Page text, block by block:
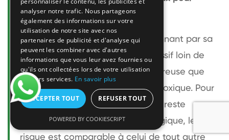
l'homme ?
Le frelon européen est impressionnant par sa
taille mais relativement peu agressif loin de
son nid. Sa piqûre est plus douloureuse que
celle d'une guêpe sans être plus toxique. Pour
une personne non allergique, elle reste
bénigne. Pour une personne allergique, le
risque est comparable à celui de tout autre
analyser notre trafic. Nous partageons
également des informations sur votre
utilisation de notre site avec nos
partenaires de publicité et d'analyse qui
peuvent les combiner avec d'autres
informations que vous leur avez fournies ou
qu'ils ont collectées lors de votre utilisation
de leurs services. En savoir plus
ACCEPTER TOUT REFUSER TOUT
POWERED BY COOKIESCRIPT